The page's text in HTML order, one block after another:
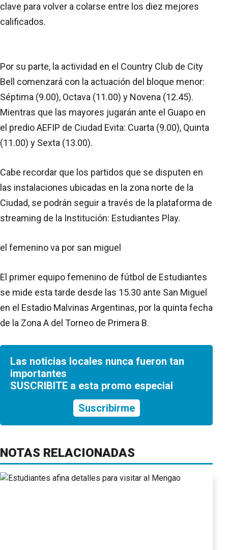
clave para volver a colarse entre los diez mejores
calificados.
Por su parte, la actividad en el Country Club de City
Bell comenzará con la actuación del bloque menor:
Séptima (9.00), Octava (11.00) y Novena (12.45).
Mientras que las mayores jugarán ante el Guapo en
el predio AEFIP de Ciudad Evita: Cuarta (9.00), Quinta
(11.00) y Sexta (13.00).
Cabe recordar que los partidos que se disputen en
las instalaciones ubicadas en la zona norte de la
Ciudad, se podrán seguir a través de la plataforma de
streaming de la Institución: Estudiantes Play.
el femenino va por san miguel
El primer equipo femenino de fútbol de Estudiantes
se mide esta tarde desde las 15.30 ante San Miguel
en el Estadio Malvinas Argentinas, por la quinta fecha
de la Zona A del Torneo de Primera B.
Las noticias locales nunca fueron tan
importantes
SUSCRIBITE a esta promo especial
Suscribirme
NOTAS RELACIONADAS